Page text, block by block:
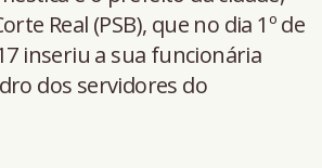
Real (PSB), que no dia 1º de
inseriu a sua funcionária
dos servidores do